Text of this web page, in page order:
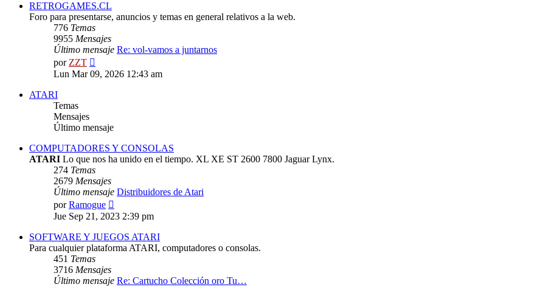
RETROGAMES.CL
Foro para presentarse, anuncios y temas en general relativos a la web.
776 Temas
9955 Mensajes
Último mensaje Re: vol-vamos a juntarnos
porZZT
último
Lun Mar 09, 2026 12:43 am
ATARI
Temas
Mensajes
Último mensaje
COMPUTADORES Y CONSOLAS
ATARI Lo que nos ha unido en el tiempo. XL XE ST 2600 7800 Jaguar Lynx.
274 Temas
2679 Mensajes
Último mensaje Distribuidores de Atari
porRamogue
último
mensaje
Jue Sep 21, 2023 2:39 pm
SOFTWARE Y JUEGOS ATARI
Para cualquier plataforma ATARI, computadores o consolas.
451 Temas
3716 Mensajes
Último mensaje Re: Cartucho Colección oro Tu…